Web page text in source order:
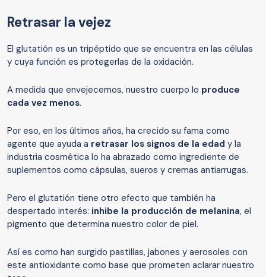
Retrasar la vejez
El glutatión es un tripéptido que se encuentra en las células
y cuya función es protegerlas de la oxidación.
A medida que envejecemos, nuestro cuerpo lo produce
cada vez menos.
Por eso, en los últimos años, ha crecido su fama como
agente que ayuda a retrasar los signos de la edad y la
industria cosmética lo ha abrazado como ingrediente de
suplementos como cápsulas, sueros y cremas antiarrugas.
Pero el glutatión tiene otro efecto que también ha
despertado interés: inhibe la producción de melanina, el
pigmento que determina nuestro color de piel.
Así es como han surgido pastillas, jabones y aerosoles con
este antioxidante como base que prometen aclarar nuestro